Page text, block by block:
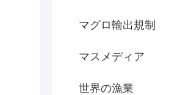
マグロ輸出規制
マスメディア
世界の漁業